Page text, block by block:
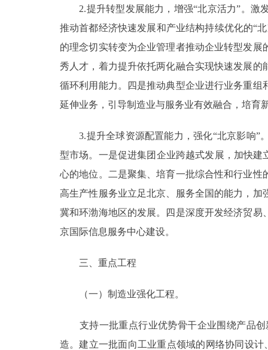
2.提升转型发展能力，增强“北京活力”。激
推动首都经济快速发展和产业结构持续优化的“
的理念切实转变为企业管理者推动企业转型发
秀人才，着力提升依托两化融合实现快速发展
循环利用能力。四是推动典型企业进行业务重
延伸业务，引导制造业与服务业有效融合，培育
3.提升全球资源配置能力，强化“北京影响”
型市场。一是促进集团企业跨越式发展，加快
心的地位。二是聚集、培育一批综合性和行业
高生产性服务业立足北京、服务全国的能力，
冀和环渤海地区的发展。四是深度开发经济贸
京国际信息服务中心建设。
三、重点工程
（一）制造业强化工程。
支持一批重点行业优势骨干企业围绕产品创
造。建立一批面向工业重点领域的网络协同设